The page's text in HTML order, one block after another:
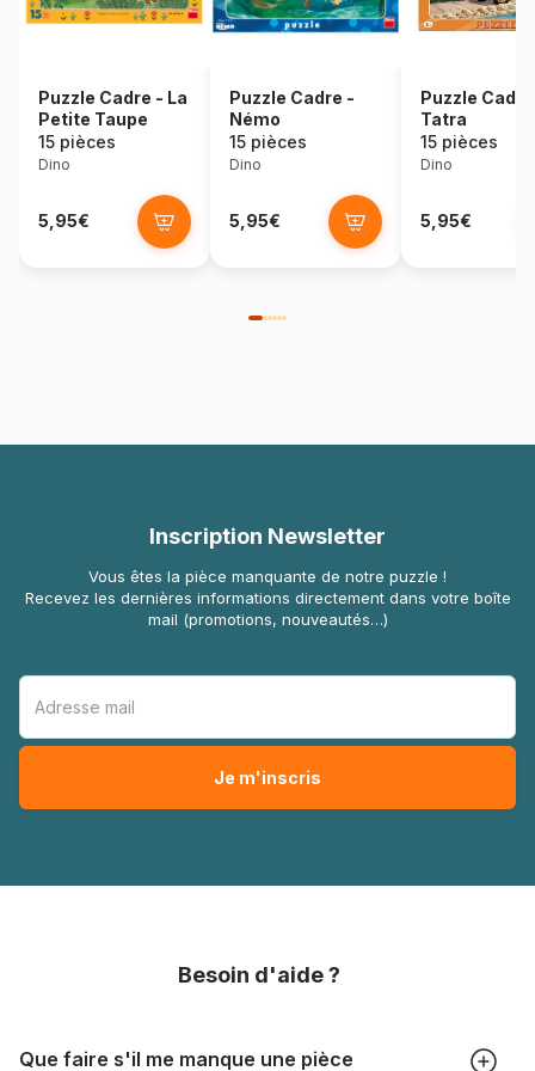
Puzzle Cadre - La
Petite Taupe
15 pièces
Dino
5,95€
Puzzle Cadre -
Némo
15 pièces
Dino
5,95€
Puzzle
Tatra
15 pièces
Dino
5,95€
Inscription Newsletter
Vous êtes la pièce manquante de notre puzzle !
Recevez les dernières informations directement dans votre boîte
mail (promotions, nouveautés…)
Besoin d'aide ?
Que faire s'il me manque une pièce